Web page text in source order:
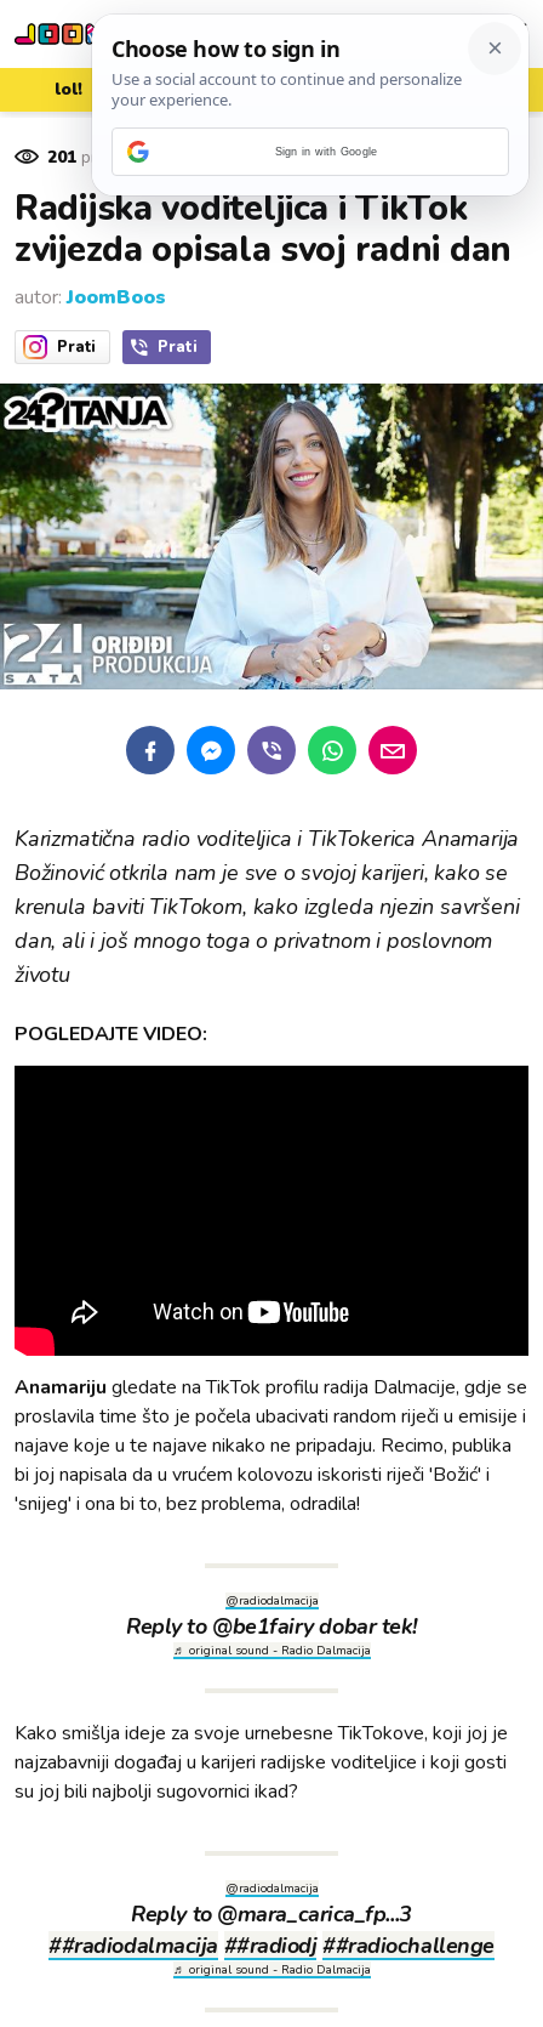
lol! aww vrh! woot?!
201 pregleda
Radijska voditeljica i TikTok
zvijezda opisala svoj radni dan
autor:JoomBoos
Prati Prati
Karizmatična radio voditeljica i TikTokerica Anamarija
Božinović otkrila nam je sve o svojoj karijeri, kako se
krenula baviti TikTokom, kako izgleda njezin savršeni
dan, ali i još mnogo toga o privatnom i poslovnom
životu
POGLEDAJTE VIDEO:
Anamariju gledate na TikTok profilu radija Dalmacije, gdje se
proslavila time što je počela ubacivati random riječi u emisije i
najave koje u te najave nikako ne pripadaju. Recimo, publika
bi joj napisala da u vrućem kolovozu iskoristi riječi 'Božić' i
'snijeg' i ona bi to, bez problema, odradila!
@radiodalmacija
Reply to @be1fairy dobar tek!
♬ original sound - Radio Dalmacija
Kako smišlja ideje za svoje urnebesne TikTokove, koji joj je
najzabavniji događaj u karijeri radijske voditeljice i koji gosti
su joj bili najbolji sugovornici ikad?
@radiodalmacija
Reply to @mara_carica_fp...3
##radiodalmacija ##radiodj##radiochallenge
♬ original sound - Radio Dalmacija
Sign in with Google